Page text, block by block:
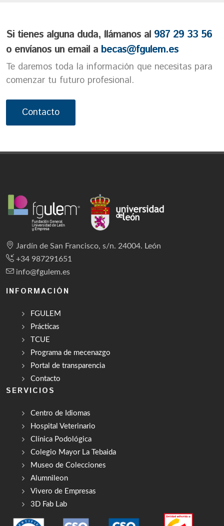
Si tienes alguna duda, llámanos al 987 29 33 56
o envíanos un email a becas@fgulem.es
Te daremos toda la información que necesitas para
comenzar tu futuro profesional.
Contacto
Jardín de San Francisco, s/n. 24004. León
+34 987291651
info@fgulem.es
INFORMACIÓN
FGULEM
Prácticas
TCUE
Programa de mecenazgo
Portal de transparencia
Contacto
SERVICIOS
Centro de Idiomas
Hospital Veterinario
Clínica Podológica
Colegio Mayor La Tebaida
Museo de Colecciones
Alumnileon
Vivero de Empresas
3D Fab Lab